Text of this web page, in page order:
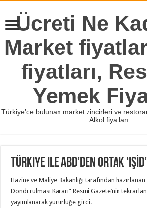
Ücreti Ne
Market
fiyatları,
Yemek
Türkiye’de bulunan market zincirleri ve
Alkol fiyatları.
Türkiye ile ABD’den ortak
Hazine ve Maliye Bakanlığı tarafından hazırlanan
Dondurulması Kararı” Resmi Gazete’nin
yayımlanarak yürürlüğe girdi.